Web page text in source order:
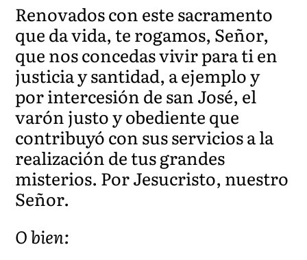
Renovados con este sacramento
que da vida, te rogamos, Señor,
que nos concedas vivir para ti en
justicia y santidad, a ejemplo y
por intercesión de san José, el
varón justo y obediente que
contribuyó con sus servicios a la
realización de tus grandes
misterios. Por Jesucristo, nuestro
Señor.
O bien: